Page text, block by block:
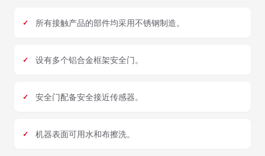
所有接触产品的部件均采用不锈钢制造。
设有多个铝合金框架安全门。
安全门配备安全接近传感器。
机器表面可用水和布擦洗。